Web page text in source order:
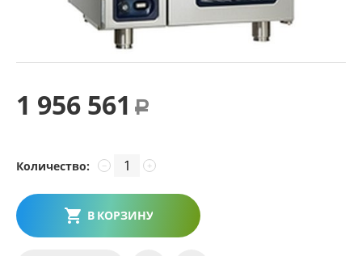
1 956 561 Р
Количество: +
−
В КОРЗИНУ